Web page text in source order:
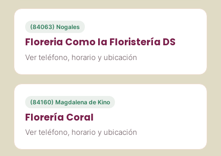
(84063) Nogales
Floreria Como la Floristería DS
Ver teléfono, horario y ubicación
(84160) Magdalena de Kino
Florería Coral
Ver teléfono, horario y ubicación